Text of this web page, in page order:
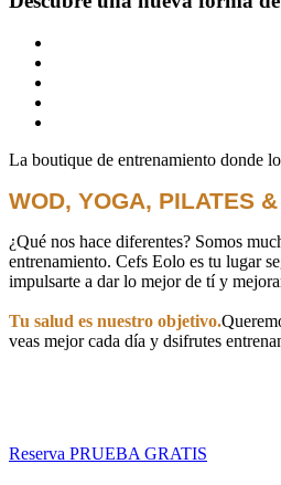
La boutique de entrenamiento donde
WOD, YOGA, PILATES
¿Qué nos hace diferentes? Somos
entrenamiento. Cefs Eolo es tu lugar
impulsarte a dar lo mejor de tí y
Tu salud es nuestro objetivo.
veas mejor cada día y dsifrutes
Reserva PRUEBA GRATIS